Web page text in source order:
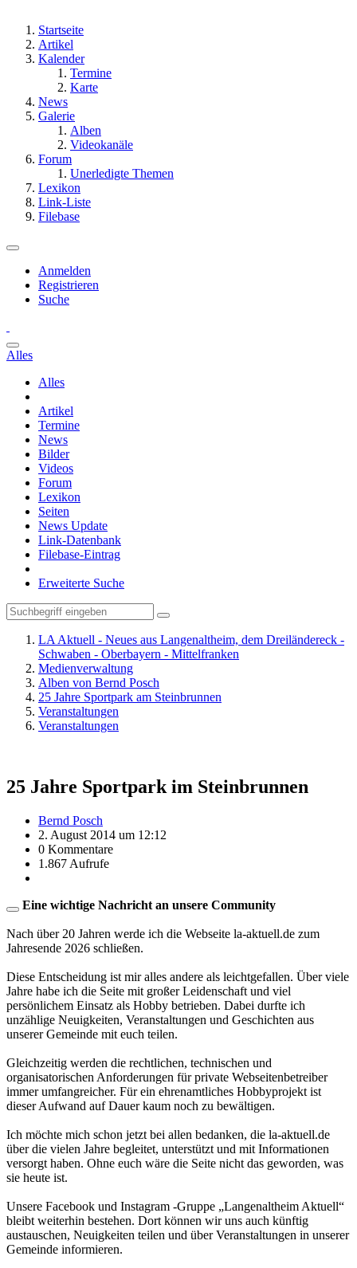
Startseite
Artikel
Kalender
Termine
Karte
News
Galerie
Alben
Videokanäle
Forum
Unerledigte Themen
Lexikon
Link-Liste
Filebase
Anmelden
Registrieren
Suche
Alles
Alles
Artikel
Termine
News
Bilder
Videos
Forum
Lexikon
Seiten
News Update
Link-Datenbank
Filebase-Eintrag
Erweiterte Suche
LA Aktuell - Neues aus Langenaltheim, dem Dreiländereck -
Schwaben - Oberbayern - Mittelfranken
Medienverwaltung
Alben von Bernd Posch
25 Jahre Sportpark am Steinbrunnen
Veranstaltungen
Veranstaltungen
25 Jahre Sportpark im Steinbrunnen
Bernd Posch
2. August 2014 um 12:12
0 Kommentare
1.867 Aufrufe
Eine wichtige Nachricht an unsere Community
Nach über 20 Jahren werde ich die Webseite la-aktuell.de zum
Jahresende 2026 schließen.
Diese Entscheidung ist mir alles andere als leichtgefallen. Über viele
Jahre habe ich die Seite mit großer Leidenschaft und viel
persönlichem Einsatz als Hobby betrieben. Dabei durfte ich
unzählige Neuigkeiten, Veranstaltungen und Geschichten aus
unserer Gemeinde mit euch teilen.
Gleichzeitig werden die rechtlichen, technischen und
organisatorischen Anforderungen für private Webseitenbetreiber
immer umfangreicher. Für ein ehrenamtliches Hobbyprojekt ist
dieser Aufwand auf Dauer kaum noch zu bewältigen.
Ich möchte mich schon jetzt bei allen bedanken, die la-aktuell.de
über die vielen Jahre begleitet, unterstützt und mit Informationen
versorgt haben. Ohne euch wäre die Seite nicht das geworden, was
sie heute ist.
Unsere Facebook und Instagram -Gruppe „Langenaltheim Aktuell“
bleibt weiterhin bestehen. Dort können wir uns auch künftig
austauschen, Neuigkeiten teilen und über Veranstaltungen in unserer
Gemeinde informieren.